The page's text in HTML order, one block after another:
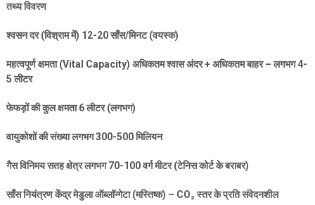
तथ्य विवरण
श्वसन दर (विश्राम में) 12-20साँस/मिनट (वयस्क)
महत्वपूर्ण क्षमता (Vital Capacity) अधिकतम श्वास अंदर + अधिकतम बाहर – लगभग4-
5लीटर
फेफड़ों की कुल क्षमता6लीटर (लगभग)
वायुकोशों की संख्या लगभग300-500मिलियन
गैस विनिमय सतह क्षेत्र लगभग70-100वर्ग मीटर (टेनिस कोर्ट के बराबर)
साँस नियंत्रण केंद्र मेडुला ऑब्लॉन्गेटा (मस्तिष्क) – CO₂स्तर के प्रति संवेदनशील